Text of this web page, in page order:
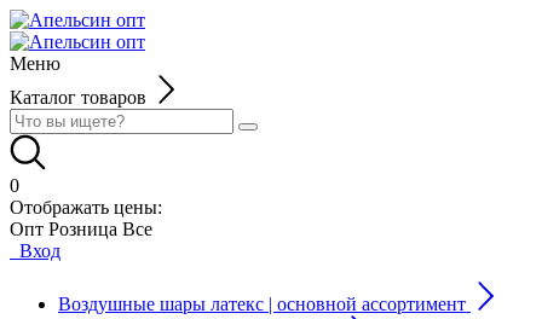
Меню
Каталог товаров
0
Отображать цены:
Опт Розница Все
Вход
Воздушные шары латекс | основной ассортимент